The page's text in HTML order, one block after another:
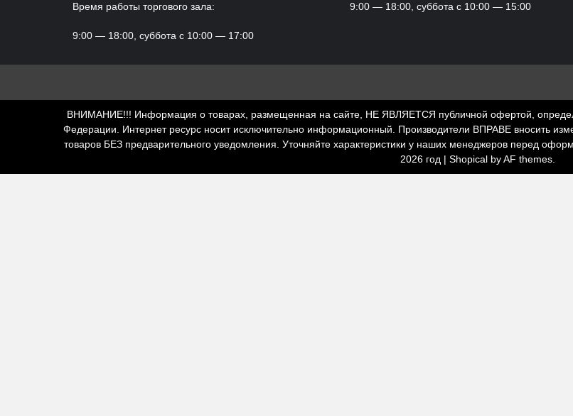
Время работы торгового зала:
9:00 — 18:00, суббота с 10:00 — 17:00
9:00 — 18:00, суббота с 10:00 — 15:00
ВНИМАНИЕ!!! Информация о товарах, размещенная на сайте, НЕ ЯВЛЯЕТСЯ публичной офертой,
Федерации. Интернет ресурс носит исключительно информационный. Производители ВПРАВЕ вносить
товаров БЕЗ предварительного уведомления. Уточняйте характеристики у наших менеджеров перед
2026 год | Shopical by AF themes.